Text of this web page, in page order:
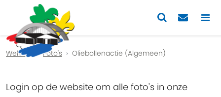
Previous
Welkom Foto's Oliebollenactie (Algemeen)
Login op de website om alle foto's in onze